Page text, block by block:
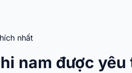
nhất
nam được